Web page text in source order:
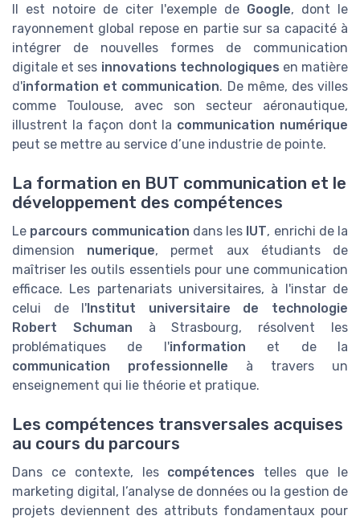
Il est notoire de citer l'exemple de Google, dont le
rayonnement global repose en partie sur sa capacité à
intégrer de nouvelles formes de communication
digitale et ses innovations technologiques en matière
d'information et communication. De même, des villes
comme Toulouse, avec son secteur aéronautique,
illustrent la façon dont la communication numérique
peut se mettre au service d’une industrie de pointe.
La formation en BUT communication et le
développement des compétences
Le parcours communication dans les IUT, enrichi de la
dimension numerique, permet aux étudiants de
maîtriser les outils essentiels pour une communication
efficace. Les partenariats universitaires, à l'instar de
celui de l'Institut universitaire de technologie
Robert Schuman à Strasbourg, résolvent les
problématiques de l'information et de la
communication professionnelle à travers un
enseignement qui lie théorie et pratique.
Les compétences transversales acquises
au cours du parcours
Dans ce contexte, les compétences telles que le
marketing digital, l’analyse de données ou la gestion de
projets deviennent des attributs fondamentaux pour